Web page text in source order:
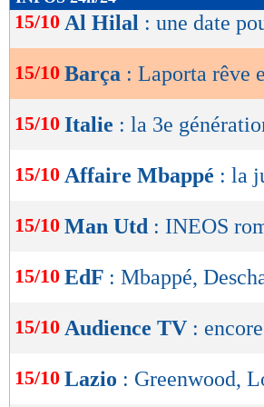
de
OK
15/10 Al Hilal : une date
15/10 Barça : Laporta rêve
15/10 Italie : la 3e
15/10 Affaire Mbappé : la
15/10 Man Utd : INEOS
15/10 EdF : Mbappé,
15/10 Audience TV :
15/10 Lazio : Greenwood,